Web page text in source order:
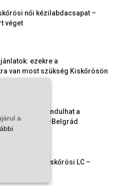
női kézilabdacsapat –
véget
ezekre a
van most szükség Kiskőrösön
ősszel újraindulhat a
a Budapest–Belgrád
a Kiskőrösi LC –
a